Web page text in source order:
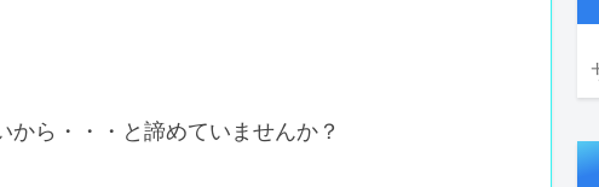
ら・・・と諦めていませんか？